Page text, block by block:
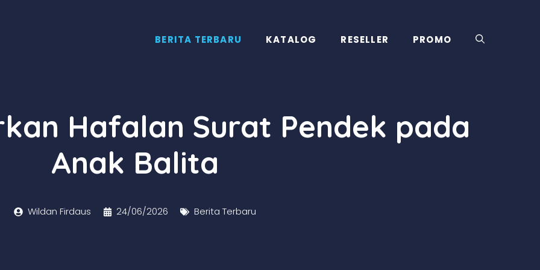
BERITA TERBARU KATALOG RESELLER PROMO
Hafalan Surat Pendek pada
Anak Balita
Wildan Firdaus 24/06/2026 Berita Terbaru